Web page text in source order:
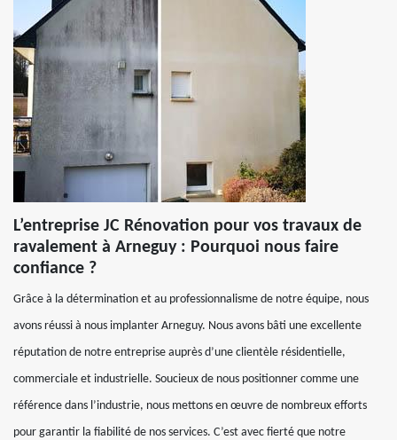
L’entreprise JC Rénovation pour vos travaux de
ravalement à Arneguy : Pourquoi nous faire
confiance ?
Grâce à la détermination et au professionnalisme de notre équipe, nous
avons réussi à nous implanter Arneguy. Nous avons bâti une excellente
réputation de notre entreprise auprès d’une clientèle résidentielle,
commerciale et industrielle. Soucieux de nous positionner comme une
référence dans l’industrie, nous mettons en œuvre de nombreux efforts
pour garantir la fiabilité de nos services. C’est avec fierté que notre